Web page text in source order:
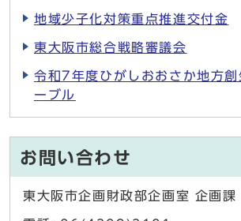
地域少子化対策重点推進交付金
東大阪市総合戦略審議会
令和7年度ひがしおおさか地方創
ーブル
お問い合わせ
東大阪市企画財政部企画室 企画課